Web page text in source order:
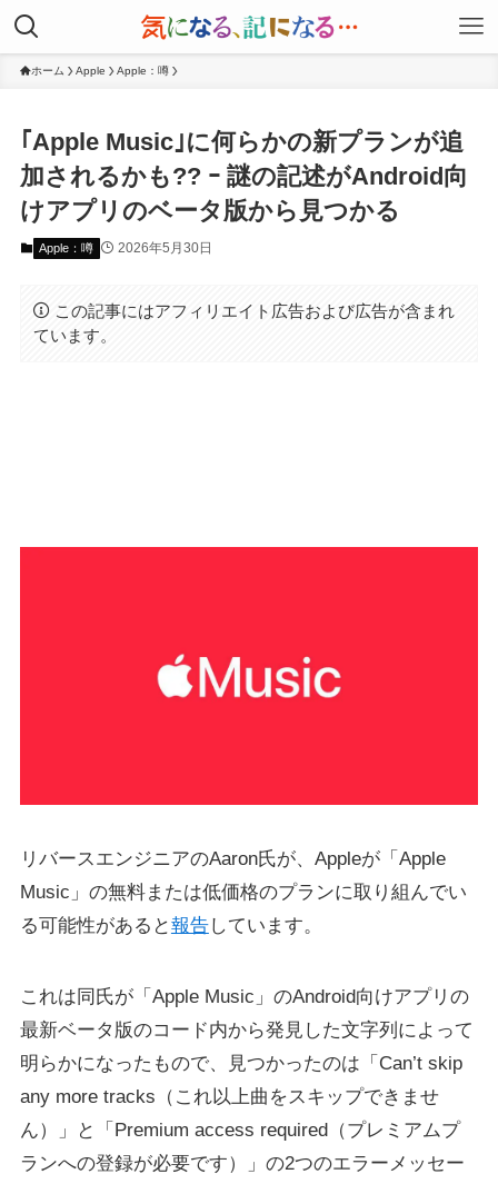
ホーム Apple Apple：噂
｢Apple Music｣に何らかの新プランが追
加されるかも?? ｰ 謎の記述がAndroid向
けアプリのベータ版から見つかる
Apple：噂 2026年5月30日
この記事にはアフィリエイト広告および広告が含まれ
ています。
リバースエンジニアのAaron氏が、Appleが「Apple
Music」の無料または低価格のプランに取り組んでい
る可能性があると報告しています。
これは同氏が「Apple Music」のAndroid向けアプリの
最新ベータ版のコード内から発見した文字列によって
明らかになったもので、見つかったのは「Can’t skip
any more tracks（これ以上曲をスキップできませ
ん）」と「Premium access required（プレミアムプ
ランへの登録が必要です）」の2つのエラーメッセー